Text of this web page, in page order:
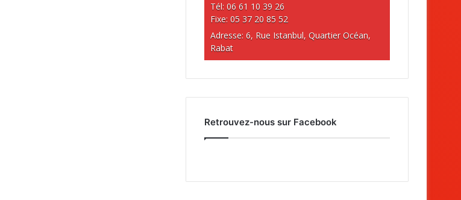
Tél: 06 61 10 39 26
Fixe: 05 37 20 85 52
Adresse: 6, Rue Istanbul, Quartier Océan,
Rabat
Retrouvez-nous sur Facebook